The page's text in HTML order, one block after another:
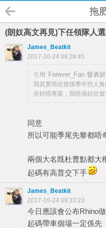
拖
(朗奴高文再見)下任領隊人
James_Beatkit
2017-10-24 09:28:45
引用: Forever_Fan 發表
我其實唔欣賞係季中挖人
亦好唔專業，我唔係好欣
同意
所以可能季尾先黎都唔
兩個大名既杜曹點都大
起碼有高普交下手
James_Beatkit
2017-10-24 09:33:23
今日應該會公布Rhino
起碼帶車個場一定係先